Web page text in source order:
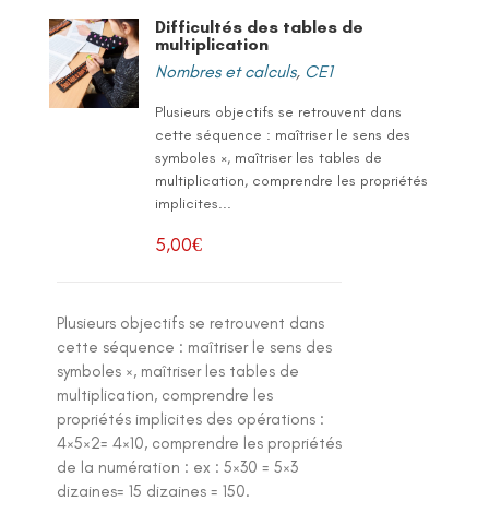
Difficultés des tables de
multiplication
Nombres et calculs, CE1
Plusieurs objectifs se retrouvent dans
cette séquence : maîtriser le sens des
symboles ×, maîtriser les tables de
multiplication, comprendre les propriétés
implicites...
5,00€
Plusieurs objectifs se retrouvent dans
cette séquence : maîtriser le sens des
symboles ×, maîtriser les tables de
multiplication, comprendre les
propriétés implicites des opérations :
4×5×2= 4×10, comprendre les propriétés
de la numération : ex : 5×30 = 5×3
dizaines= 15 dizaines = 150.